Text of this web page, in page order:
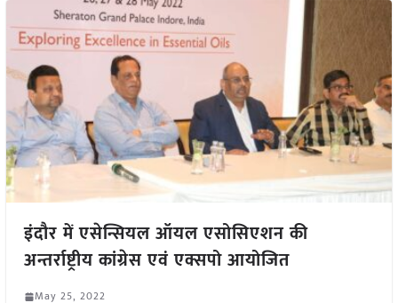
इंदौर में एसेन्सियल ऑयल एसोसिएशन की
अन्तर्राष्ट्रीय कांग्रेस एवं एक्सपो आयोजित
May 25, 2022